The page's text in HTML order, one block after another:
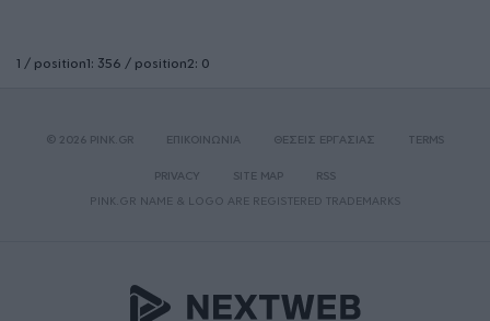
1 / position1: 356 / position2: 0
© 2026 PINK.GR ΕΠΙΚΟΙΝΩΝΙΑ ΘΕΣΕΙΣ ΕΡΓΑΣΙΑΣ TERMS
PRIVACY SITE MAP
RSS
PINK.GR NAME & LOGO ARE REGISTERED TRADEMARKS